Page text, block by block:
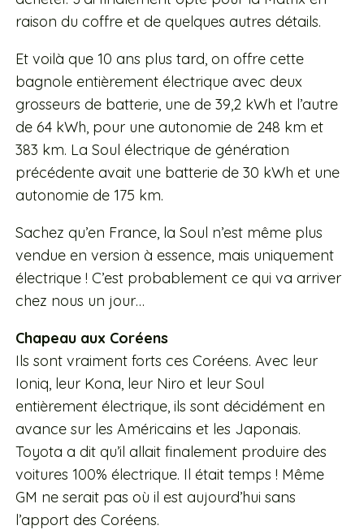
raison du coffre et de quelques autres détails.
Et voilà que 10 ans plus tard, on offre cette
bagnole entièrement électrique avec deux
grosseurs de batterie, une de 39,2 kWh et l’autre
de 64 kWh, pour une autonomie de 248 km et
383 km. La Soul électrique de génération
précédente avait une batterie de 30 kWh et une
autonomie de 175 km.
Sachez qu’en France, la Soul n’est même plus
vendue en version à essence, mais uniquement
électrique ! C’est probablement ce qui va arriver
chez nous un jour…
Chapeau aux Coréens
Ils sont vraiment forts ces Coréens. Avec leur
Ioniq, leur Kona, leur Niro et leur Soul
entièrement électrique, ils sont décidément en
avance sur les Américains et les Japonais.
Toyota a dit qu’il allait finalement produire des
voitures 100% électrique. Il était temps ! Même
GM ne serait pas où il est aujourd’hui sans
l’apport des Coréens.